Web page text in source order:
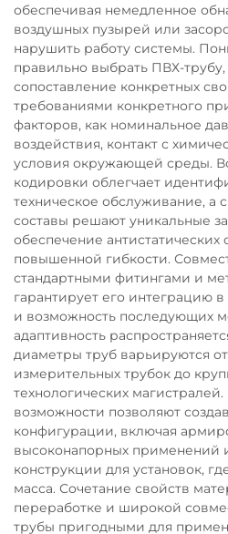
обеспечивая немедленное
воздушных пузырей или
нарушить работу системы.
правильно выбрать ПВХ-трубу,
сопоставление конкретных
требованиями конкретного
факторов, как номинальное
воздействия, контакт с
условия окружающей среды.
кодировки облегчает
техническое обслуживание, а
составы решают уникальные
обеспечение антистатических
повышенной гибкости.
стандартными фитингами и
гарантирует его интеграцию
и возможность последующих
адаптивность
диаметры труб варьируются
измерительных трубок до
технологических
возможности позволяют
конфигурации, включая
высоконапорных применений
конструкции для установок,
масса. Сочетание свойств
переработке и широкой
трубы пригодными для